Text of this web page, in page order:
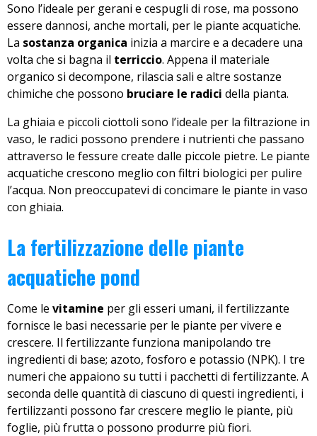
Sono l’ideale per gerani e cespugli di rose, ma possono
essere dannosi, anche mortali, per le piante acquatiche.
La sostanza organica inizia a marcire e a decadere una
volta che si bagna il terriccio. Appena il materiale
organico si decompone, rilascia sali e altre sostanze
chimiche che possono bruciare le radici della pianta.
La ghiaia e piccoli ciottoli sono l’ideale per la filtrazione in
vaso, le radici possono prendere i nutrienti che passano
attraverso le fessure create dalle piccole pietre. Le piante
acquatiche crescono meglio con filtri biologici per pulire
l’acqua. Non preoccupatevi di concimare le piante in vaso
con ghiaia.
La fertilizzazione delle piante
acquatiche pond
Come le vitamine per gli esseri umani, il fertilizzante
fornisce le basi necessarie per le piante per vivere e
crescere. Il fertilizzante funziona manipolando tre
ingredienti di base; azoto, fosforo e potassio (NPK). I tre
numeri che appaiono su tutti i pacchetti di fertilizzante. A
seconda delle quantità di ciascuno di questi ingredienti, i
fertilizzanti possono far crescere meglio le piante, più
foglie, più frutta o possono produrre più fiori.